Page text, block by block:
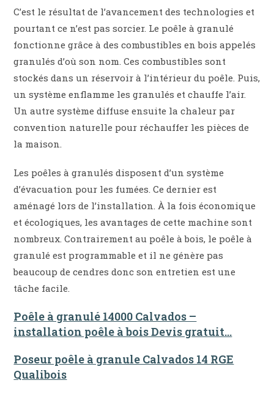
C’est le résultat de l’avancement des technologies et
pourtant ce n’est pas sorcier. Le poêle à granulé
fonctionne grâce à des combustibles en bois appelés
granulés d’où son nom. Ces combustibles sont
stockés dans un réservoir à l’intérieur du poêle. Puis,
un système enflamme les granulés et chauffe l’air.
Un autre système diffuse ensuite la chaleur par
convention naturelle pour réchauffer les pièces de
la maison.
Les poêles à granulés disposent d’un système
d’évacuation pour les fumées. Ce dernier est
aménagé lors de l’installation. À la fois économique
et écologiques, les avantages de cette machine sont
nombreux. Contrairement au poêle à bois, le poêle à
granulé est programmable et il ne génère pas
beaucoup de cendres donc son entretien est une
tâche facile.
Poêle à granulé 14000 Calvados –
installation poêle à bois Devis gratuit…
Poseur poêle à granule Calvados 14 RGE
Qualibois